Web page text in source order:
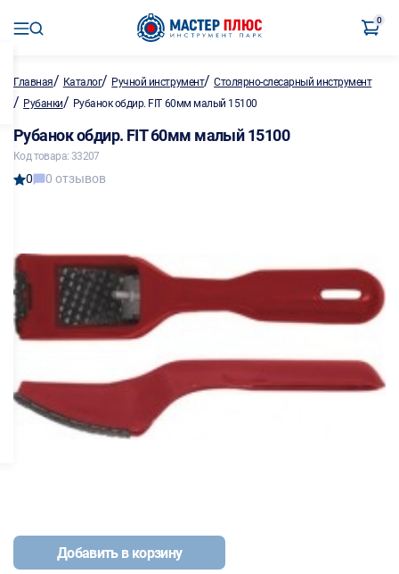
0
Главная/ Каталог/ Ручной инструмент/Столярно-слесарный инструмент
/ Рубанки/ Рубанок обдир. FIT 60мм малый 15100
Рубанок обдир. FIT 60мм малый 15100
Код товара: 33207
0 0 отзывов
Добавить в корзину